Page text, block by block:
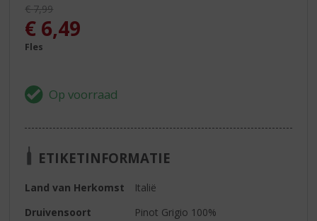
Originele prijs was:
€7,99
, Huidige prijs is:
€ 6,49
Fles
ETIKETINFORMATIE
Land van Herkomst
Italië
Druivensoort
Pinot Grigio 100%